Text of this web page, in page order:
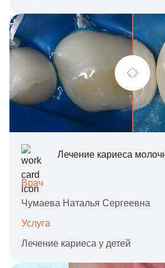
Лечение кариеса
Врач
Чумаева Наталья Сергеевна
Услуга
Лечение кариеса у детей